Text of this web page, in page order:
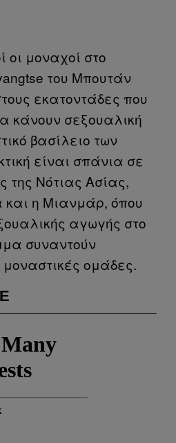
μοναχοί στο
του Μπουτάν
εκατοντάδες που
κάνουν σεξουαλική
βασίλειο των
είναι σπάνια σε
της Νότιας Ασίας,
και η Μιανμάρ, όπου
αγωγής στο
συναντούν
ομάδες.